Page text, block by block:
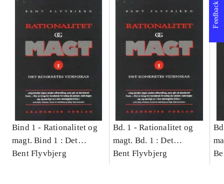
Bind 1 - Rationalitet og
magt. Bind 1 : Det
konkretes videnskab
Bent Flyvbjerg
Bd. 1 -Rationalitet og
magt. Bd. 1 : Det
konkretes videnskab
Bent Flyvbjerg
Feedback